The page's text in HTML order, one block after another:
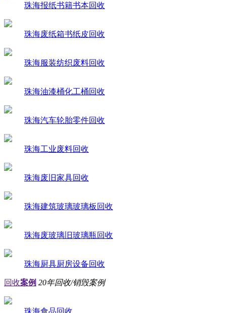
珠海报纸书籍书本回收
珠海废纸箱书纸皮回收
珠海服装纺织废料回收
珠海油漆桶化工桶回收
珠海汽车轮胎零件回收
珠海工业废料回收
珠海废旧家具回收
珠海建筑玻璃玻璃板回收
珠海废玻璃旧玻璃瓶回收
珠海厨具厨房设备回收
回收案例 20年回收/销毁案例
珠海食品回收